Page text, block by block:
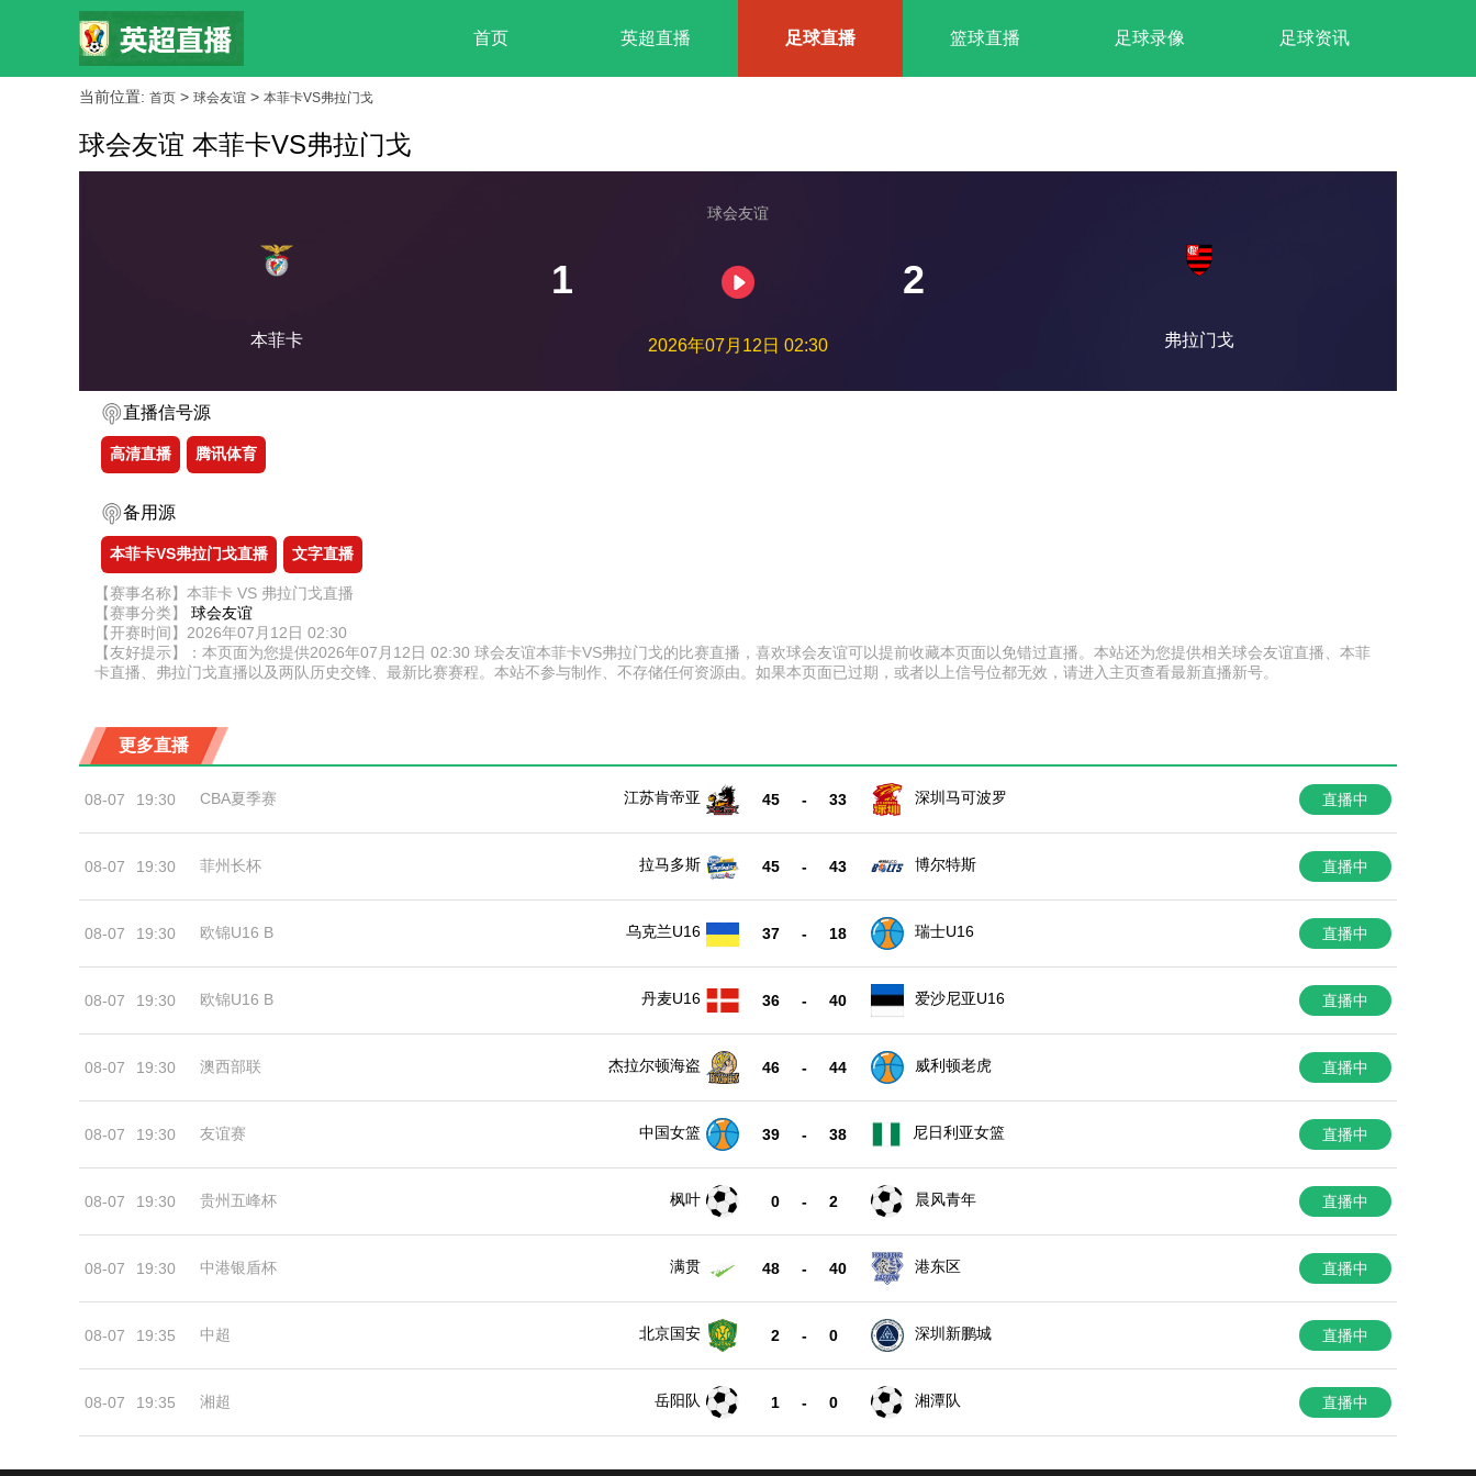
首页 英超直播 足球直播 篮球直播 足球录像 足球资讯
当前位置: 首页 > 球会友谊 > 本菲卡VS弗拉门戈
球会友谊 本菲卡VS弗拉门戈
本菲卡
球会友谊
1 2
2026年07月12日 02:30 弗拉门戈
直播信号源
高清直播 腾讯体育
备用源
本菲卡VS弗拉门戈直播 文字直播
【赛事名称】本菲卡 VS 弗拉门戈直播
【赛事分类】 球会友谊
【开赛时间】2026年07月12日 02:30
【友好提示】：本页面为您提供2026年07月12日 02:30 球会友谊本菲卡VS弗拉门戈的比赛直播，喜欢球会友谊可以提前收藏本页面以免错过直播。本站还为您提供相关球会友谊直播、本菲
卡直播、弗拉门戈直播以及两队历史交锋、最新比赛赛程。本站不参与制作、不存储任何资源由。如果本页面已过期，或者以上信号位都无效，请进入主页查看最新直播新号。
更多直播
08-07 19:30 CBA夏季赛 江苏肯帝亚 45 - 33 深圳马可波罗 直播中
08-07 19:30 菲州长杯 拉马多斯 45 - 43 博尔特斯 直播中
08-07 19:30 欧锦U16 B 乌克兰U16 37 - 18 瑞士U16 直播中
08-07 19:30 欧锦U16 B 丹麦U16 36 - 40 爱沙尼亚U16 直播中
08-07 19:30 澳西部联 杰拉尔顿海盗 46 - 44 威利顿老虎 直播中
08-07 19:30 友谊赛 中国女篮 39 - 38 尼日利亚女篮 直播中
08-07 19:30 贵州五峰杯 枫叶 0 - 2 晨风青年 直播中
08-07 19:30 中港银盾杯 满贯 48 - 40 港东区 直播中
08-07 19:35 中超 北京国安 2 - 0 深圳新鹏城 直播中
08-07 19:35 湘超 岳阳队 1 - 0 湘潭队 直播中